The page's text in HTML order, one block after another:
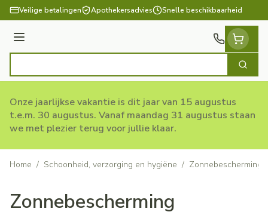
Ga naar de inhoud
Veilige betalingen Apothekersadvies Snelle beschikbaarheid
Menu
Zoek
Onze jaarlijkse vakantie is dit jaar van 15 augustus
t.e.m. 30 augustus. Vanaf maandag 31 augustus staan
we met plezier terug voor jullie klaar.
Home / Schoonheid, verzorging en hygiëne / Zonnebescherming
Zonnebescherming